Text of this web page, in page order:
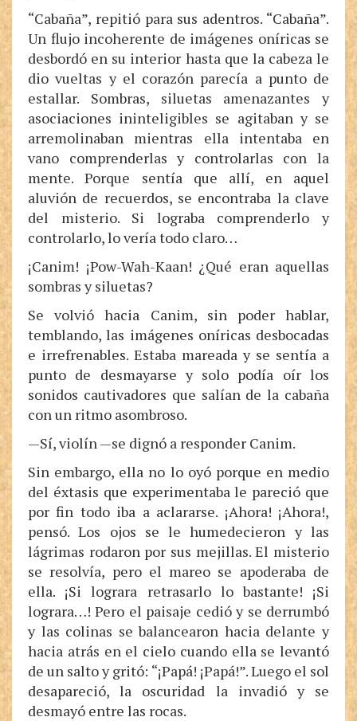
“Cabaña”, repitió para sus adentros. “Cabaña”.
Un flujo incoherente de imágenes oníricas se
desbordó en su interior hasta que la cabeza le
dio vueltas y el corazón parecía a punto de
estallar. Sombras, siluetas amenazantes y
asociaciones ininteligibles se agitaban y se
arremolinaban mientras ella intentaba en
vano comprenderlas y controlarlas con la
mente. Porque sentía que allí, en aquel
aluvión de recuerdos, se encontraba la clave
del misterio. Si lograba comprenderlo y
controlarlo, lo vería todo claro…
¡Canim! ¡Pow-Wah-Kaan! ¿Qué eran aquellas
sombras y siluetas?
Se volvió hacia Canim, sin poder hablar,
temblando, las imágenes oníricas desbocadas
e irrefrenables. Estaba mareada y se sentía a
punto de desmayarse y solo podía oír los
sonidos cautivadores que salían de la cabaña
con un ritmo asombroso.
—Sí, violín —se dignó a responder Canim.
Sin embargo, ella no lo oyó porque en medio
del éxtasis que experimentaba le pareció que
por fin todo iba a aclararse. ¡Ahora! ¡Ahora!,
pensó. Los ojos se le humedecieron y las
lágrimas rodaron por sus mejillas. El misterio
se resolvía, pero el mareo se apoderaba de
ella. ¡Si lograra retrasarlo lo bastante! ¡Si
lograra…! Pero el paisaje cedió y se derrumbó
y las colinas se balancearon hacia delante y
hacia atrás en el cielo cuando ella se levantó
de un salto y gritó: “¡Papá! ¡Papá!”. Luego el sol
desapareció, la oscuridad la invadió y se
desmayó entre las rocas.